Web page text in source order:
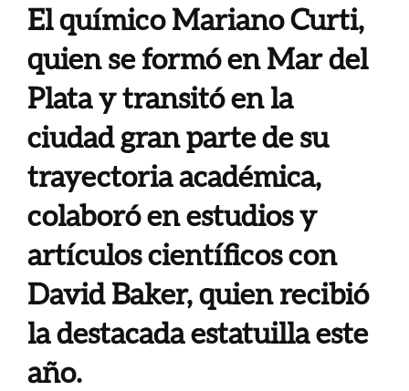
El químico Mariano Curti,
quien se formó en Mar del
Plata y transitó en la
ciudad gran parte de su
trayectoria académica,
colaboró en estudios y
artículos científicos con
David Baker, quien recibió
la destacada estatuilla este
año.